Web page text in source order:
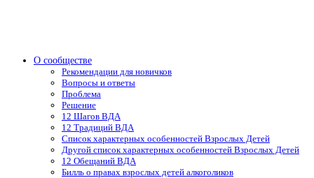
О сообществе
Рекомендации для новичков
Вопросы и ответы
Проблема
Решение
12 Шагов ВДА
12 Традиций ВДА
Список характерных особенностей Взрослых Детей
Другой список характерных особенностей Взрослых Детей
12 Обещаний ВДА
Билль о правах взрослых детей алкоголиков